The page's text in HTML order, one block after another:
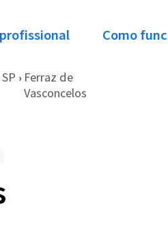
Como
SP › Ferraz de
Vasconcelos